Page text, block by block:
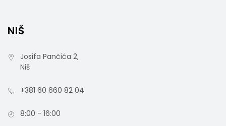
NIŠ
Josifa Pančića 2,
Niš
+381 60 660 82 04
8:00 - 16:00